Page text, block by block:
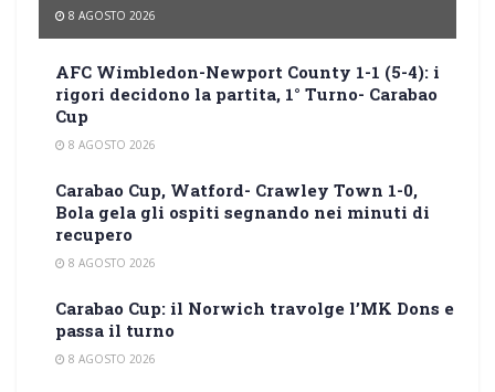
8 AGOSTO 2026
AFC Wimbledon-Newport County 1-1 (5-4): i
rigori decidono la partita, 1° Turno- Carabao
Cup
8 AGOSTO 2026
Carabao Cup, Watford- Crawley Town 1-0,
Bola gela gli ospiti segnando nei minuti di
recupero
8 AGOSTO 2026
Carabao Cup: il Norwich travolge l’MK Dons e
passa il turno
8 AGOSTO 2026